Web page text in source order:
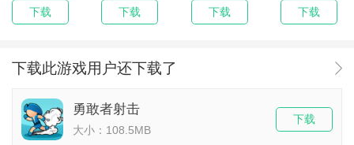
下载 下载 下载 下载
下载此游戏用户还下载了
勇敢者射击
大小：108.5MB
下载